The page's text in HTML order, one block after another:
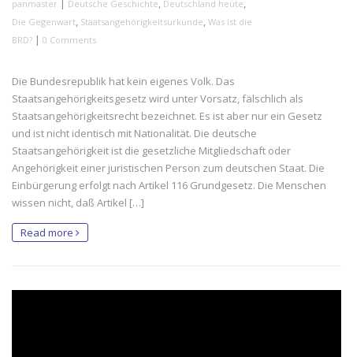
panmaster Deutsche Geschichte, Deutschland heute,
Die Gegenwart, Staatsangehörigkeitsurkunde, Was ist die
BRD? | 0 Comments
Die Bundesrepublik hat kein eigenes Volk. Das
Staatsangehörigkeitsgesetz wird unter Vorsatz, fälschlich als
Staatsangehörigkeitsrecht bezeichnet. Es ist aber nur ein Gesetz
und ist nicht identisch mit Nationalität. Die deutsche
Staatsangehörigkeit ist die gesetzliche Mitgliedschaft oder
Angehörigkeit einer juristischen Person zum deutschen Staat. Die
Einbürgerung erfolgt nach Artikel 116 Grundgesetz. Die Menschen
wissen nicht, daß Artikel […]
Read more